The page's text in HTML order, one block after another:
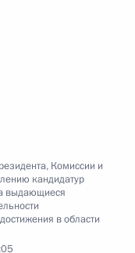
, Комиссии и
кандидатур
выдающиеся
в области